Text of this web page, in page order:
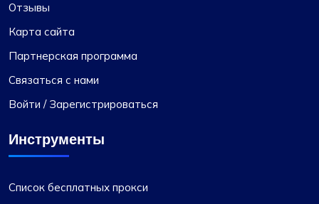
удобство автоматической оплаты или
получения возмещения за любую разницу в
Надежный прокси-сервис
Отзывы
Карта сайта
Партнерская программа
Связаться с нами
Войти / Зарегистрироваться
Инструменты
Список бесплатных прокси